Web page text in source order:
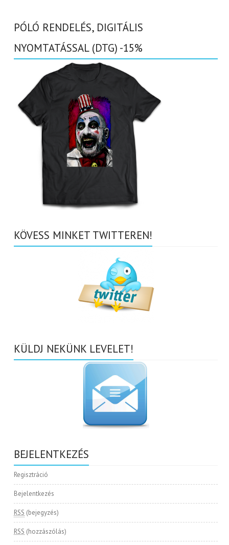
PÓLÓ RENDELÉS, DIGITÁLIS
NYOMTATÁSSAL (DTG) -15%
KÖVESS MINKET TWITTEREN!
KÜLDJ NEKÜNK LEVELET!
BEJELENTKEZÉS
Regisztráció
Bejelentkezés
RSS (bejegyzés)
RSS (hozzászólás)